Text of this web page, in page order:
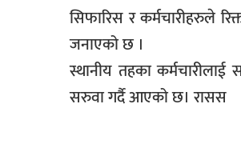
सिफारिस र कर्मचारीहरुले
जनाएको छ ।
स्थानीय तहका कर्मचारीलाई
सरुवा गर्दै आएको छ। रासस